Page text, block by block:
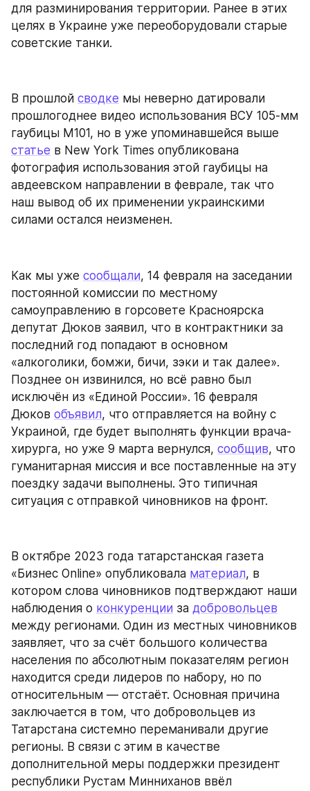
для разминирования территории. Ранее в этих
целях в Украине уже переоборудовали старые
советские танки.
В прошлой сводке мы неверно датировали
прошлогоднее видео использования ВСУ 105-мм
статье в New York Times опубликована
фотография использования этой гаубицы на
авдеевском направлении в феврале, так что
наш вывод об их применении украинскими
силами остался неизменен.
Как мы уже сообщали, 14 февраля на заседании
постоянной комиссии по местному
самоуправлению в горсовете Красноярска
депутат Дюков заявил, что в контрактники за
последний год попадают в основном
«алкоголики, бомжи, бичи, зэки и так далее».
Позднее он извинился, но всё равно был
исключён из «Единой России». 16 февраля
Дюков объявил, что отправляется на войну с
Украиной, где будет выполнять функции врача-
хирурга, но уже 9 марта вернулся, сообщив, что
гуманитарная миссия и все поставленные на эту
поездку задачи выполнены. Это типичная
ситуация с отправкой чиновников на фронт.
В октябре 2023 года татарстанская газета
«Бизнес Online» опубликовала материал, в
котором слова чиновников подтверждают наши
наблюдения о конкуренции за добровольцев
между регионами. Один из местных чиновников
заявляет, что за счёт большого количества
населения по абсолютным показателям регион
находится среди лидеров по набору, но по
относительным — отстаёт. Основная причина
заключается в том, что добровольцев из
Татарстана системно переманивали другие
регионы. В связи с этим в качестве
дополнительной меры поддержки президент
республики Рустам Минниханов ввёл